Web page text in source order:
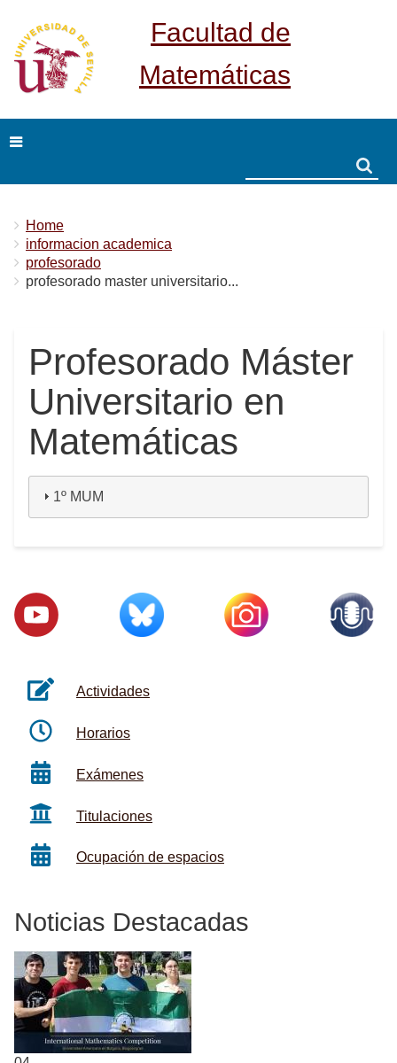
Facultad de
Matemáticas
Breadcrumbs
You
are
here:
Home
informacion academica
profesorado
profesorado master universitario...
Profesorado Máster
Universitario en
Matemáticas
1º MUM
Actividades
Horarios
Exámenes
Titulaciones
Ocupación de espacios
Noticias Destacadas